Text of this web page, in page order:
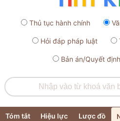
Thủ tục hành chính
Hỏi đáp pháp luật
Bản án/Quyết định
Tóm tắt Hiệu lực Lược đồ